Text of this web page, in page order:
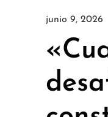
junio 9, 2026